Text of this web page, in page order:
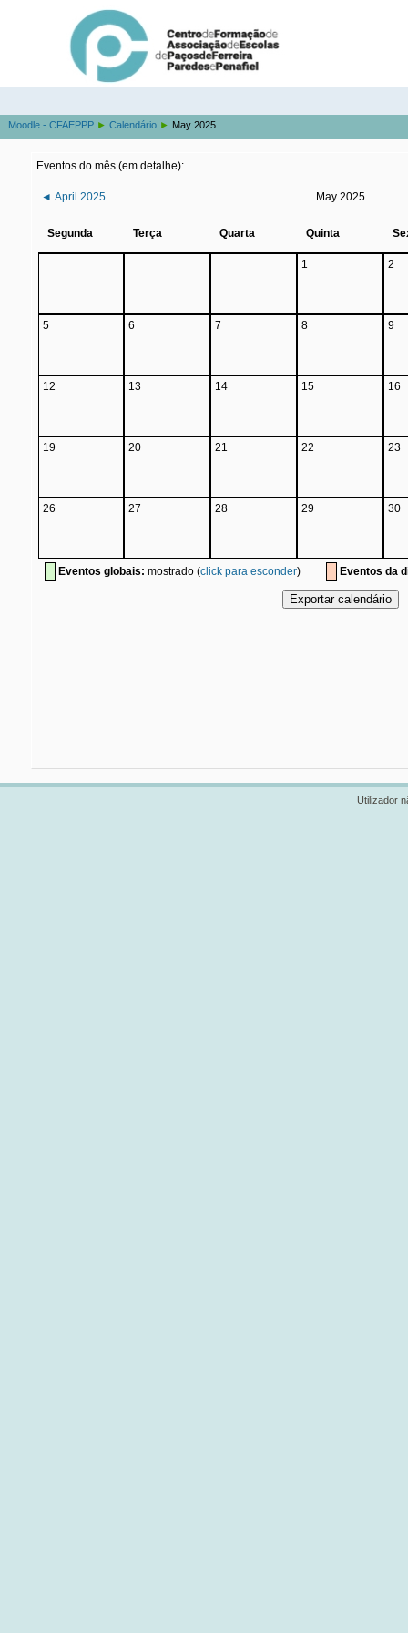
Moodle - CFAEPPP ► Calendário ► May 2025
Eventos do mês (em detalhe):
◄ April 2025 May 2025
Segunda Terça Quarta Quinta
1 2
5 6 7 8 9
12 13 14 15 16
19 20 21 22 23
26 27 28 29 30
Eventos globais: mostrado (click para esconder) Eventos da
Utilizador